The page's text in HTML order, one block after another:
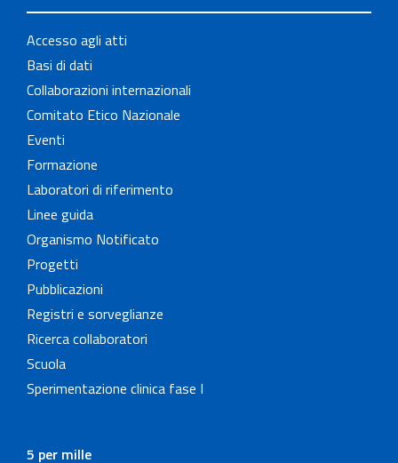
Accesso agli atti
Basi di dati
Collaborazioni internazionali
Comitato Etico Nazionale
Eventi
Formazione
Laboratori di riferimento
Linee guida
Organismo Notificato
Progetti
Pubblicazioni
Registri e sorveglianze
Ricerca collaboratori
Scuola
Sperimentazione clinica fase I
5 per mille